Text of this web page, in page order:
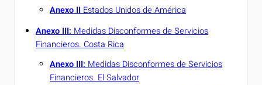
Anexo II Estados Unidos de América
Anexo III: Medidas Disconformes de Servicios
Financieros. Costa Rica
Anexo III:Medidas Disconformes de Servicios
Financieros. El Salvador